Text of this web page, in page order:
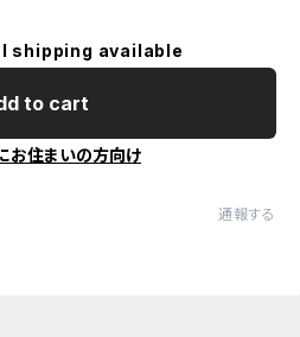
shipping available
to cart
お住まいの方向け
通報する